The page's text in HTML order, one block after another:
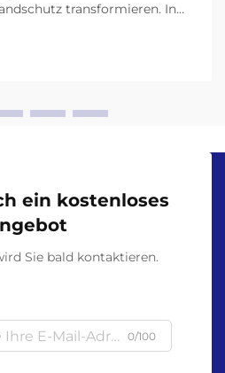
transformieren. In
Betriebspraktiken mehr
eine Notwendigkeit. Unter
ein kostenloses
Sie bald kontaktieren.
0/100